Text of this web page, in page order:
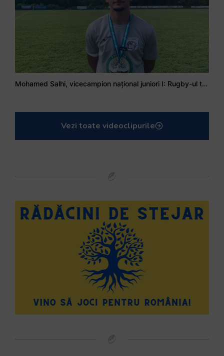
Mohamed Salhi, vicecampion național juniori I: Rugby-ul te învață să accepți și înfrângerile
Vezi toate videoclipurile